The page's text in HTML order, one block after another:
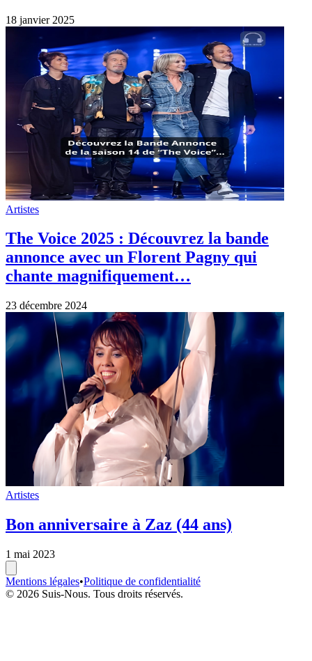
18 janvier 2025
Artistes
The Voice 2025 : Découvrez la bande
annonce avec un Florent Pagny qui
chante magnifiquement…
23 décembre 2024
Artistes
Bon anniversaire à Zaz (44 ans)
1 mai 2023
Mentions légales•Politique de confidentialité
© 2026 Suis-Nous. Tous droits réservés.